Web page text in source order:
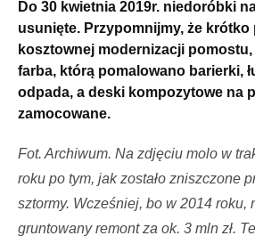
Do 30 kwietnia 2019r. niedoróbki
usunięte. Przypomnijmy, że
kosztownej modernizacji pomostu,
farba, którą pomalowano barierki,
odpada, a deski kompozytowe na
zamocowane.
Fot. Archiwum. Na zdjęciu molo w
roku po tym, jak zostało zniszczone
sztormy. Wcześniej, bo w 2014 roku,
gruntowany remont za ok. 3 mln zł.